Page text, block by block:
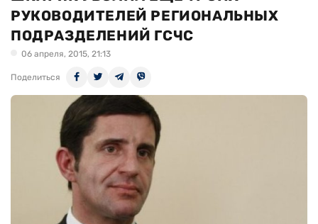
РУКОВОДИТЕЛЕЙ РЕГИОНАЛЬНЫХ
ПОДРАЗДЕЛЕНИЙ ГСЧС
06 апреля, 2015, 21:13
Поделиться